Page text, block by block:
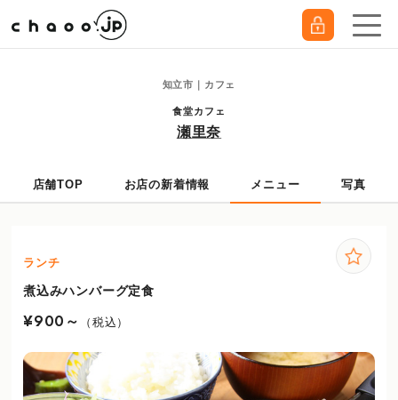
知立市｜カフェ
食堂カフェ
瀬里奈
店舗TOP お店の新着情報 メニュー 写真
ランチ
煮込みハンバーグ定食
¥900～ （税込）